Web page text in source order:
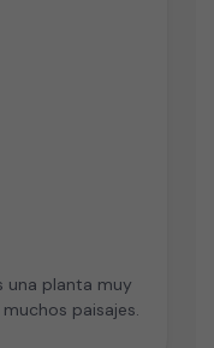
una planta muy
paisajes.